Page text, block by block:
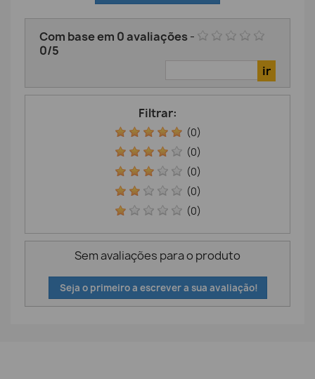
Com base em 0avaliações-
0/5
Filtrar:
(0)
(0)
(0)
(0)
(0)
Sem avaliações para o produto
Seja o primeiro a escrever a sua avaliação!